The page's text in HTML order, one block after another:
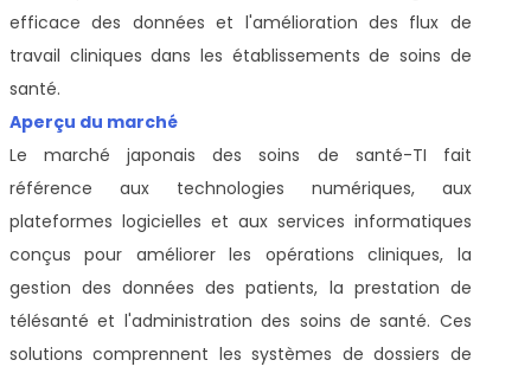
efficace des données et l'amélioration des flux de
travail cliniques dans les établissements de soins de
santé.
Aperçu du marché
Le marché japonais des soins de santé-TI fait
référence aux technologies numériques, aux
plateformes logicielles et aux services informatiques
conçus pour améliorer les opérations cliniques, la
gestion des données des patients, la prestation de
télésanté et l'administration des soins de santé. Ces
solutions comprennent les systèmes de dossiers de